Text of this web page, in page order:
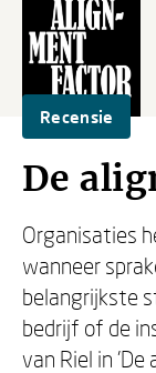
Recensie
De
Organisaties
wanneer
belangrijkste
bedrijf of de
van Riel in